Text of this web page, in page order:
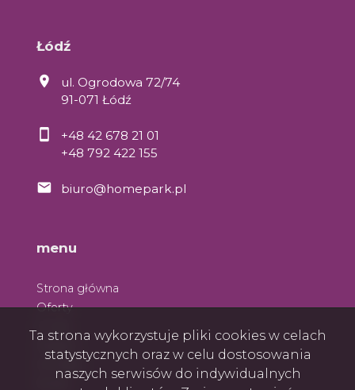
Łódź
ul. Ogrodowa 72/74
91-071 Łódź
+48 42 678 21 01
+48 792 422 155
biuro@homepark.pl
menu
Strona główna
Oferty
Kontakt
Ta strona wykorzystuje pliki cookies w celach
statystycznych oraz w celu dostosowania
naszych serwisów do indywidualnych